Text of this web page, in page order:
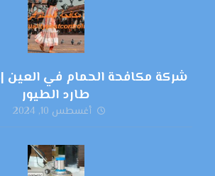
طارد الطيور
أغسطس 10, 2024